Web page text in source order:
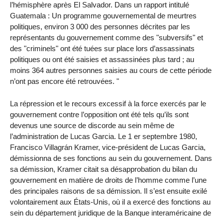
l’hémisphère après El Salvador. Dans un rapport intitulé
Guatemala : Un programme gouvernemental de meurtres
politiques, environ 3 000 des personnes décrites par les
représentants du gouvernement comme des "subversifs" et
des "criminels" ont été tuées sur place lors d’assassinats
politiques ou ont été saisies et assassinées plus tard ; au
moins 364 autres personnes saisies au cours de cette période
n’ont pas encore été retrouvées. "
La répression et le recours excessif à la force exercés par le
gouvernement contre l’opposition ont été tels qu’ils sont
devenus une source de discorde au sein même de
l’administration de Lucas Garcia. Le 1 er septembre 1980,
Francisco Villagrán Kramer, vice-président de Lucas Garcia,
démissionna de ses fonctions au sein du gouvernement. Dans
sa démission, Kramer citait sa désapprobation du bilan du
gouvernement en matière de droits de l’homme comme l’une
des principales raisons de sa démission. Il s’est ensuite exilé
volontairement aux États-Unis, où il a exercé des fonctions au
sein du département juridique de la Banque interaméricaine de